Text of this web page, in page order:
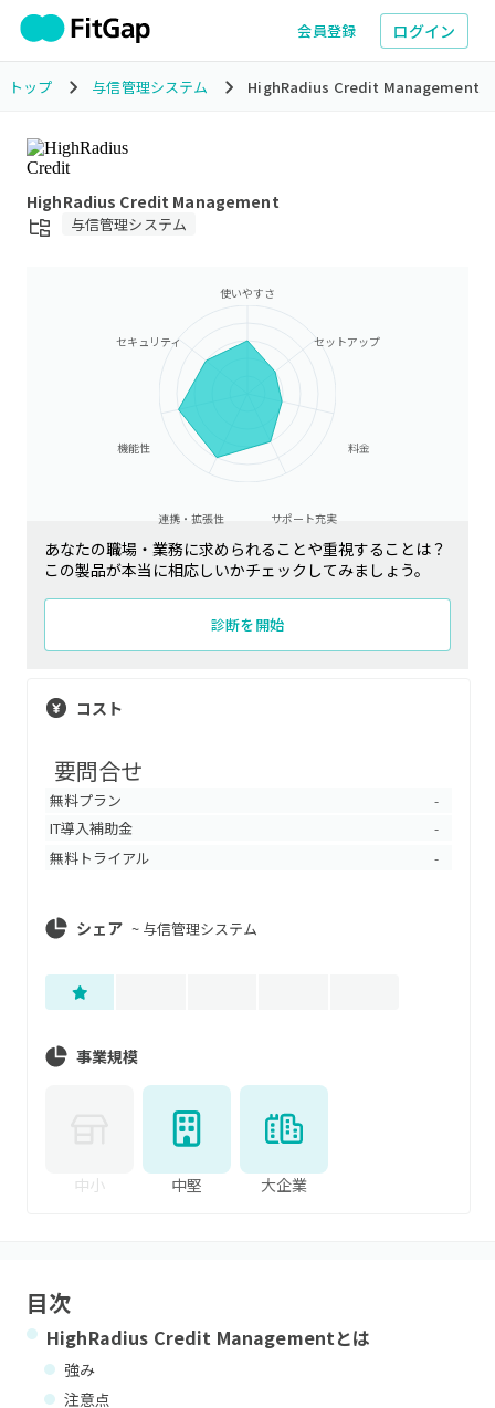
会員登録 ログイン
トップ 与信管理システム HighRadius Credit Management
HighRadius Credit Management
与信管理システム
使いやすさ
セットアップ
料金
サポート充実
連携・拡張性
機能性
セキュリティ
あなたの職場・業務に求められることや重視することは？
この製品が本当に相応しいかチェックしてみましょう。
診断を開始
コスト
要問合せ
無料プラン -
IT導入補助金 -
無料トライアル -
シェア ~ 与信管理システム
事業規模
中小 中堅 大企業
目次
HighRadius Credit Managementとは
強み
注意点